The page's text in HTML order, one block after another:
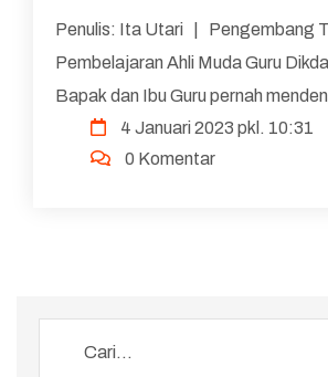
Penulis: Ita Utari | Pengembang
Pembelajaran Ahli Muda Guru
Bapak dan Ibu Guru pernah
VUCA world ? VUCA adalah
Volatil...
4 Januari 2023 pkl. 10:31
0 Komentar